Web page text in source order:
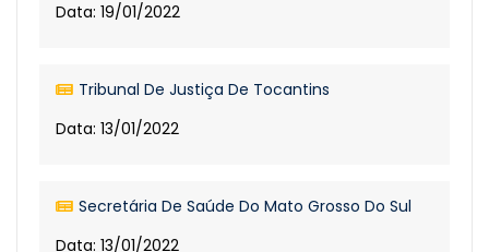
Data: 19/01/2022
Tribunal De Justiça De Tocantins
Data: 13/01/2022
Secretária De Saúde Do Mato Grosso Do Sul
Data: 13/01/2022